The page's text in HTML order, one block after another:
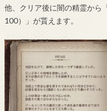
他、クリア後に闇の精霊から
100）」が貰えます。